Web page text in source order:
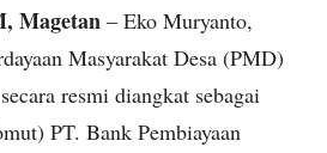
Magetan – Eko Muryanto,
Masyarakat Desa (PMD)
resmi diangkat sebagai
PT. Bank Pembiayaan